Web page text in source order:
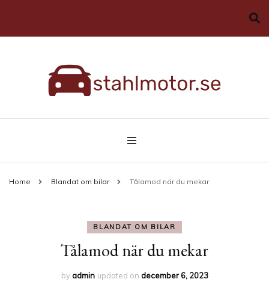
stahlmotor.se
Home Blandat om bilar Tålamod när du mekar
BLANDAT OM BILAR
Tålamod när du mekar
byadmin updated on december 6, 2023